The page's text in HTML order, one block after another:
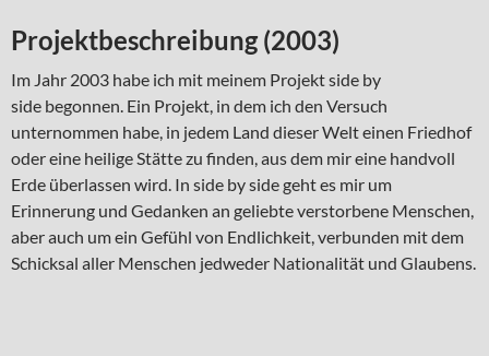
Projektbeschreibung (2003)
Im Jahr 2003 habe ich mit meinem Projekt side by
side begonnen. Ein Projekt, in dem ich den Versuch
unternommen habe, in jedem Land dieser Welt einen Friedhof
oder eine heilige Stätte zu finden, aus dem mir eine handvoll
Erde überlassen wird. In side by side geht es mir um
Erinnerung und Gedanken an geliebte verstorbene Menschen,
aber auch um ein Gefühl von Endlichkeit, verbunden mit dem
Schicksal aller Menschen jedweder Nationalität und Glaubens.